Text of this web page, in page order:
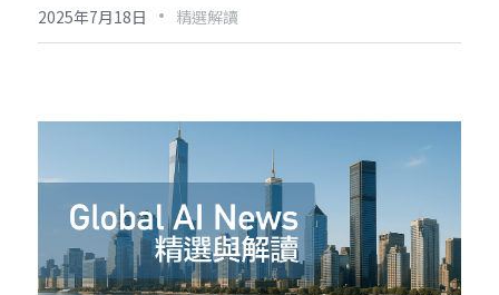
2025年7月18日 · 精選解讀